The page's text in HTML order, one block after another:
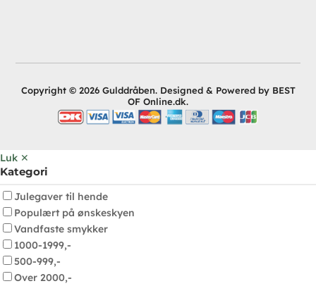
Copyright © 2026 Gulddråben. Designed & Powered by BEST
OF Online.dk.
Luk ✕
Kategori
Julegaver til hende
Populært på ønskeskyen
Vandfaste smykker
1000-1999,-
500-999,-
Over 2000,-